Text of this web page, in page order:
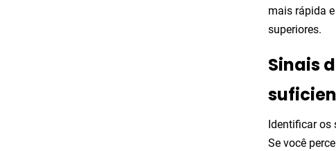
mais rápida
superiores.
Sinais
Identificar
Se você